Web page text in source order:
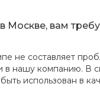
Москве, вам
не составляет
в нашу компанию. В
использован в